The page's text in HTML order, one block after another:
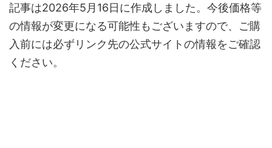
記事は2026年5月16日に作成しました。今後価格等
の情報が変更になる可能性もございますので、ご購
入前には必ずリンク先の公式サイトの情報をご確認
ください。